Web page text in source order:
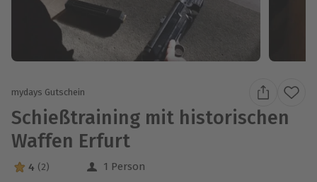
mydays Gutschein
Schießtraining mit historischen
Waffen Erfurt
4 Sterne von 5 aus 2 Bewertungen
4 (2) 1 Person